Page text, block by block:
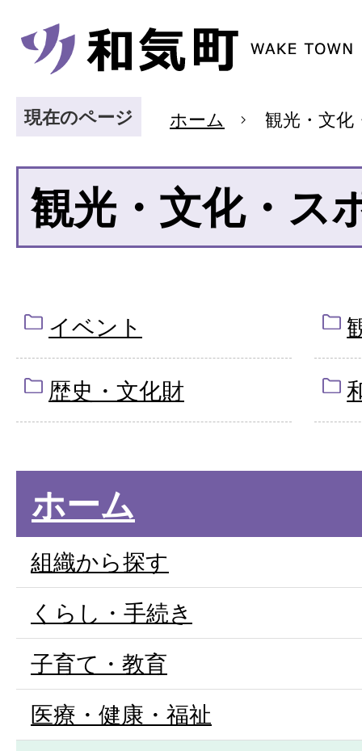
現在のページ ホーム 観光・文化
観光・文化・ス
イベント
歴史・文化財
ホーム
組織から探す
くらし・手続き
子育て・教育
医療・健康・福祉